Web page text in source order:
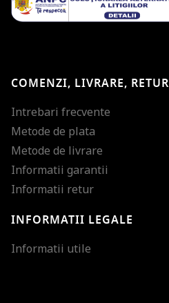
COMENZI, LIVRARE, RETUR
Intrebari frecvente
Metode de plata
Metode de livrare
Informatii garantii
Informatii retur
INFORMATII LEGALE
Informatii utile